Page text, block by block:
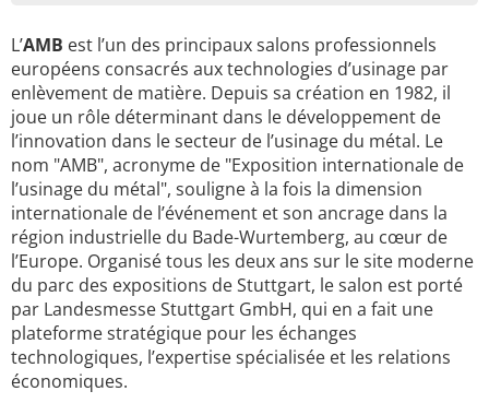
L’AMB est l’un des principaux salons professionnels
européens consacrés aux technologies d’usinage par
enlèvement de matière. Depuis sa création en 1982, il
joue un rôle déterminant dans le développement de
l’innovation dans le secteur de l’usinage du métal. Le
nom "AMB", acronyme de "Exposition internationale de
l’usinage du métal", souligne à la fois la dimension
internationale de l’événement et son ancrage dans la
région industrielle du Bade-Wurtemberg, au cœur de
l’Europe. Organisé tous les deux ans sur le site moderne
du parc des expositions de Stuttgart, le salon est porté
par Landesmesse Stuttgart GmbH, qui en a fait une
plateforme stratégique pour les échanges
technologiques, l’expertise spécialisée et les relations
économiques.